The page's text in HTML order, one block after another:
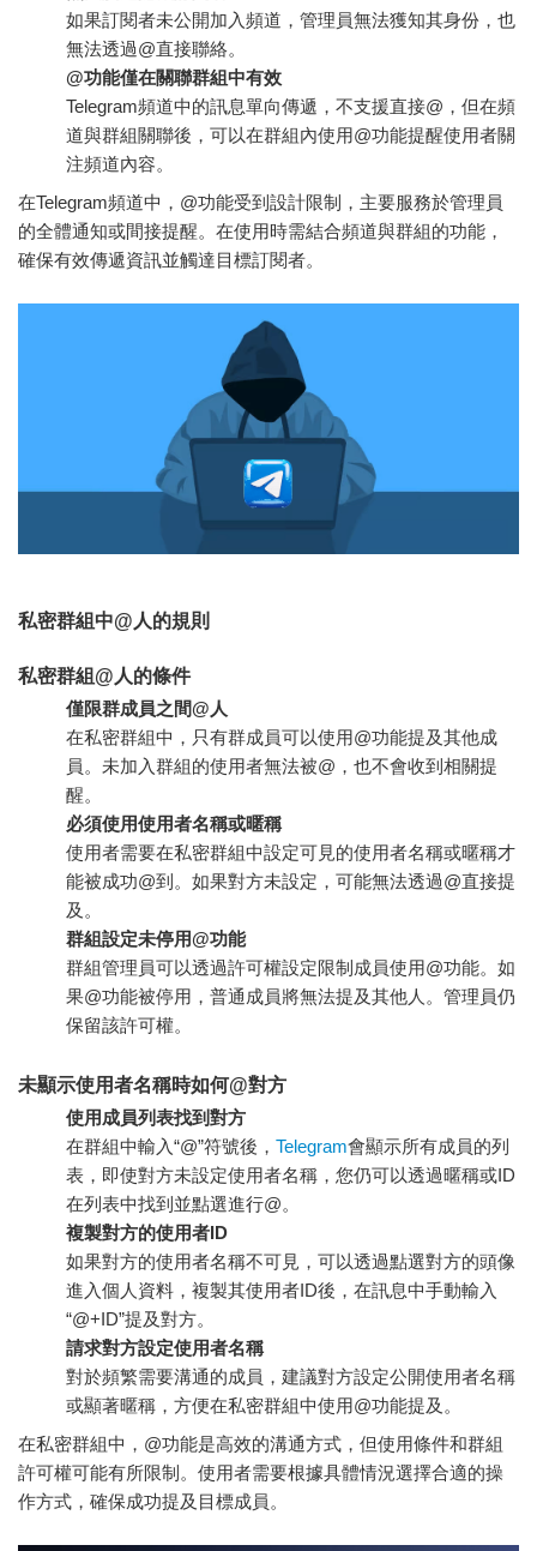
如果訂閱者未公開加入頻道，管理員無法獲知其身份，也
無法透過@直接聯絡。
@功能僅在關聯群組中有效
Telegram頻道中的訊息單向傳遞，不支援直接@，但在頻
道與群組關聯後，可以在群組內使用@功能提醒使用者關
注頻道內容。
在Telegram頻道中，@功能受到設計限制，主要服務於管理員
的全體通知或間接提醒。在使用時需結合頻道與群組的功能，
確保有效傳遞資訊並觸達目標訂閱者。
私密群組中@人的規則
私密群組@人的條件
僅限群成員之間@人
在私密群組中，只有群成員可以使用@功能提及其他成
員。未加入群組的使用者無法被@，也不會收到相關提
醒。
必須使用使用者名稱或暱稱
使用者需要在私密群組中設定可見的使用者名稱或暱稱才
能被成功@到。如果對方未設定，可能無法透過@直接提
及。
群組設定未停用@功能
群組管理員可以透過許可權設定限制成員使用@功能。如
果@功能被停用，普通成員將無法提及其他人。管理員仍
保留該許可權。
未顯示使用者名稱時如何@對方
使用成員列表找到對方
在群組中輸入“@”符號後， Telegram會顯示所有成員的列
表，即使對方未設定使用者名稱，您仍可以透過暱稱或ID
在列表中找到並點選進行@。
複製對方的使用者ID
如果對方的使用者名稱不可見，可以透過點選對方的頭像
進入個人資料，複製其使用者ID後，在訊息中手動輸入
“@+ID”提及對方。
請求對方設定使用者名稱
對於頻繁需要溝通的成員，建議對方設定公開使用者名稱
或顯著暱稱，方便在私密群組中使用@功能提及。
在私密群組中，@功能是高效的溝通方式，但使用條件和群組
許可權可能有所限制。使用者需要根據具體情況選擇合適的操
作方式，確保成功提及目標成員。